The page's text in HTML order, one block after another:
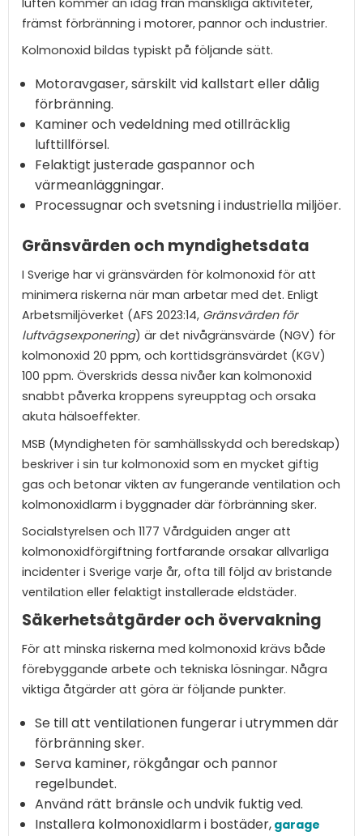
främst förbränning i motorer, pannor och industrier.
Kolmonoxid bildas typiskt på följande sätt.
Motoravgaser, särskilt vid kallstart eller dålig
förbränning.
Kaminer och vedeldning med otillräcklig
lufttillförsel.
Felaktigt justerade gaspannor och
värmeanläggningar.
Processugnar och svetsning i industriella miljöer.
Gränsvärden och myndighetsdata
I Sverige har vi gränsvärden för kolmonoxid för att
minimera riskerna när man arbetar med det. Enligt
Arbetsmiljöverket (AFS 2023:14, Gränsvärden för
luftvägsexponering) är det nivågränsvärde (NGV) för
kolmonoxid 20 ppm, och korttidsgränsvärdet (KGV)
100 ppm. Överskrids dessa nivåer kan kolmonoxid
snabbt påverka kroppens syreupptag och orsaka
akuta hälsoeffekter.
MSB (Myndigheten för samhällsskydd och beredskap)
beskriver i sin tur kolmonoxid som en mycket giftig
gas och betonar vikten av fungerande ventilation och
kolmonoxidlarm i byggnader där förbränning sker.
Socialstyrelsen och 1177 Vårdguiden anger att
kolmonoxidförgiftning fortfarande orsakar allvarliga
incidenter i Sverige varje år, ofta till följd av bristande
ventilation eller felaktigt installerade eldstäder.
Säkerhetsåtgärder och övervakning
För att minska riskerna med kolmonoxid krävs både
förebyggande arbete och tekniska lösningar. Några
viktiga åtgärder att göra är följande punkter.
Se till att ventilationen fungerar i utrymmen där
förbränning sker.
Serva kaminer, rökgångar och pannor
regelbundet.
Använd rätt bränsle och undvik fuktig ved.
Installera kolmonoxidlarm i bostäder, garage